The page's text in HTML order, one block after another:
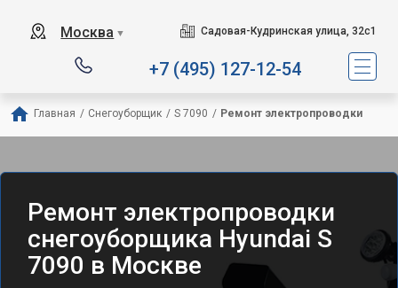
Москва ▼ Садовая-Кудринская улица, 32с1
+7 (495) 127-12-54
Главная / Снегоуборщик / S 7090 / Ремонт электропроводки
Ремонт электропроводки
снегоуборщика Hyundai S
7090 в Москве